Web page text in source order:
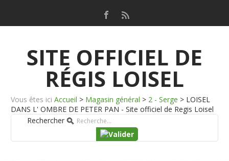
SITE OFFICIEL DE
RÉGIS LOISEL
Vous êtes ici Accueil > Magasin général > 2 - Serge > LOISEL
DANS L' OMBRE DE PETER PAN - Site officiel de Regis Loisel
Rechercher